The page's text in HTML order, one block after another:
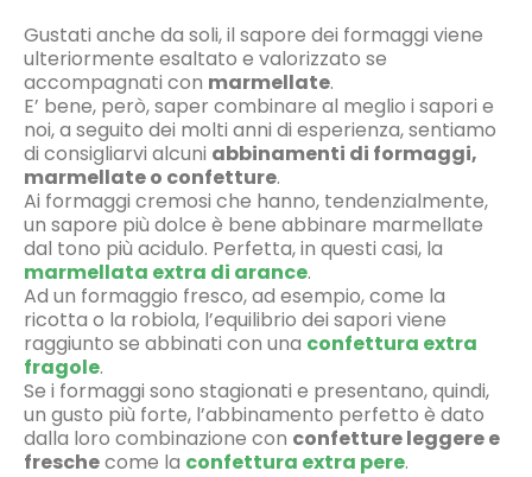
Gustati anche da soli, il sapore dei formaggi viene
ulteriormente esaltato e valorizzato se
accompagnati con marmellate.
E’ bene, però, saper combinare al meglio i sapori e
noi, a seguito dei molti anni di esperienza, sentiamo
di consigliarvi alcuni abbinamenti di formaggi,
marmellate o confetture.
Ai formaggi cremosi che hanno, tendenzialmente,
un sapore più dolce è bene abbinare marmellate
dal tono più acidulo. Perfetta, in questi casi, la
marmellata extra di arance.
Ad un formaggio fresco, ad esempio, come la
ricotta o la robiola, l’equilibrio dei sapori viene
raggiunto se abbinati con una confettura extra
fragole.
Se i formaggi sono stagionati e presentano, quindi,
un gusto più forte, l’abbinamento perfetto è dato
dalla loro combinazione con confetture leggere e
freschecome la confettura extra pere.